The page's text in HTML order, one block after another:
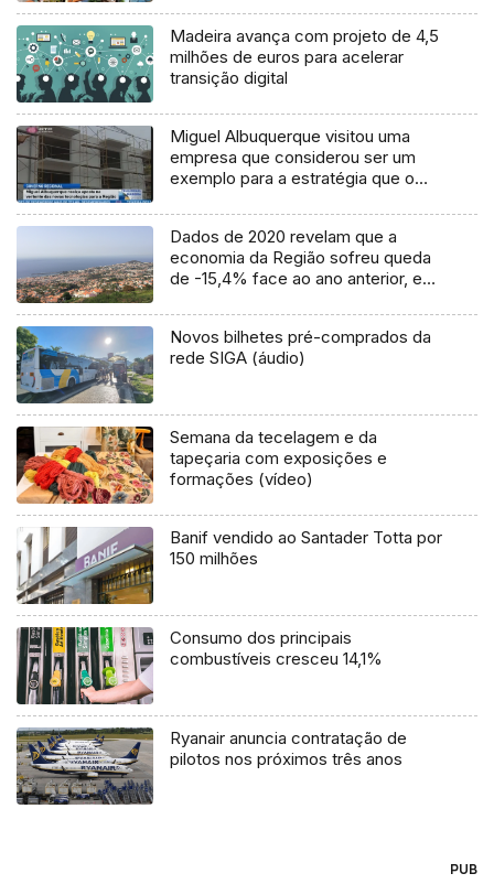
Madeira avança com projeto de 4,5
milhões de euros para acelerar
transição digital
Miguel Albuquerque visitou uma
empresa que considerou ser um
exemplo para a estratégia que o
novas tecnologias (Vídeo)
Dados de 2020 revelam que a
economia da Região sofreu queda
de -15,4% face ao ano anterior, em
Novos bilhetes pré-comprados da
rede SIGA (áudio)
Semana da tecelagem e da
tapeçaria com exposições e
formações (vídeo)
Banif vendido ao Santader Totta por
150 milhões
Consumo dos principais
combustíveis cresceu 14,1%
Ryanair anuncia contratação de
pilotos nos próximos três anos
PUB